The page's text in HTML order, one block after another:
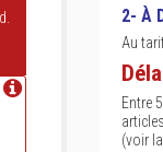
2- À
Au
Entre
(voir